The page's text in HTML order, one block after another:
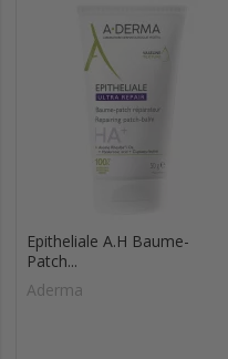
Epitheliale A.H Baume-
Patch...
Aderma